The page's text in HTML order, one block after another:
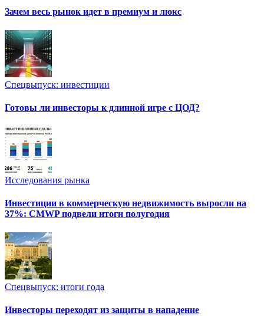
Зачем весь рынок идет в премиум и люкс
Спецвыпуск: инвестиции
Готовы ли инвесторы к длинной игре с ЦОД?
Исследования рынка
Инвестиции в коммерческую недвижимость выросли на
37%: CMWP подвели итоги полугодия
Спецвыпуск: итоги года
Инвесторы переходят из защиты в нападение